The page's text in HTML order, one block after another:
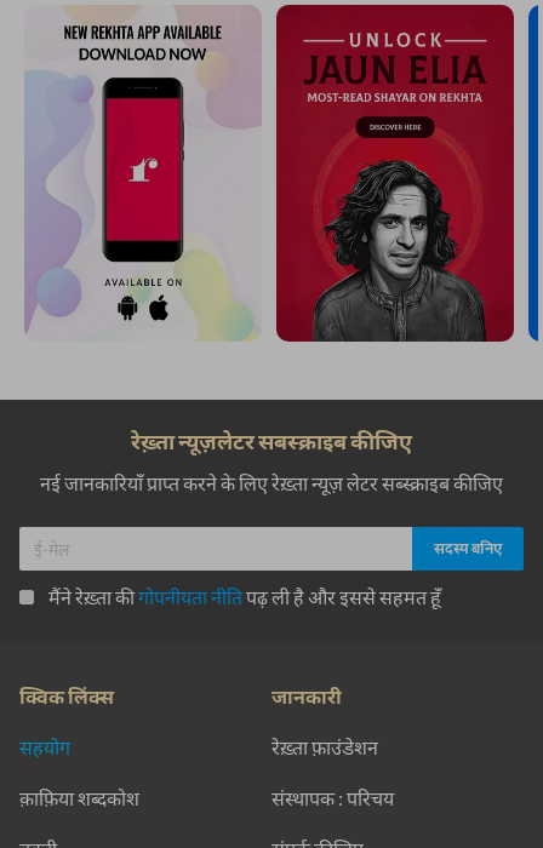
रेख़्ता न्यूज़लेटर सबस्क्राइब कीजिए
नई जानकारियाँ प्राप्त करने के लिए रेख़्ता न्यूज़ लेटर सब्स्क्राइब कीजिए
मैंने रेख़्ता कीगोपनीयता नीतिपढ़ ली है और इससे सहमत हूँ
क्विक लिंक्स
सहयोग
क़ाफ़िया शब्दकोश
जानकारी
रेख़्ता फ़ाउंडेशन
संस्थापक : परिचय